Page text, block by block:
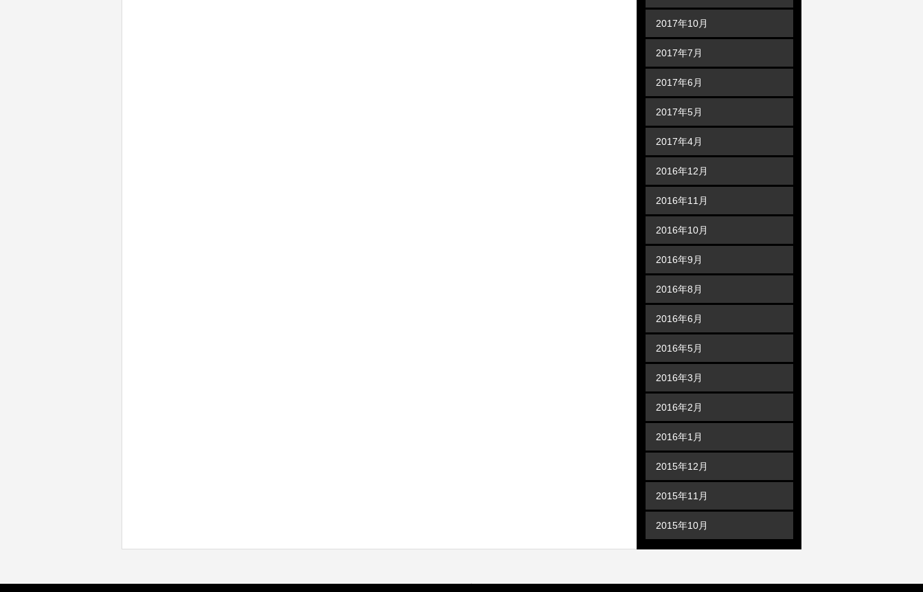
2017年10月
2017年7月
2017年6月
2017年5月
2017年4月
2016年12月
2016年11月
2016年10月
2016年9月
2016年8月
2016年6月
2016年5月
2016年3月
2016年2月
2016年1月
2015年12月
2015年11月
2015年10月